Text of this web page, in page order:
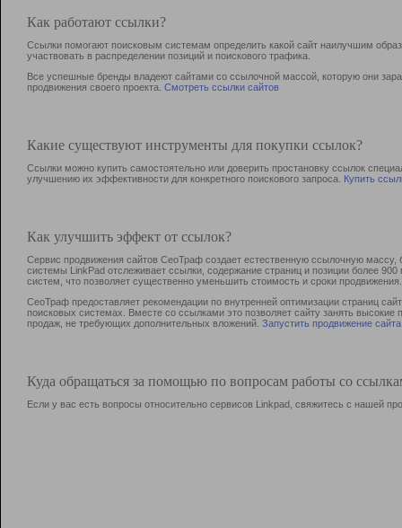
Как работают ссылки?
Ссылки помогают поисковым системам определить какой сайт наилучшим
участвовать в раcпределении позиций и поискового трафика.
Все успешные бренды владеют сайтами со ссылочной массой, которую они
продвижения своего проекта. Смотреть ссылки сайтов
Какие существуют инструменты для покупки ссылок?
Ссылки можно купить самостоятельно или доверить простановку ссылок
улучшению их эффективности для конкретного поискового запроса. Купить
Как улучшить эффект от ссылок?
Сервис продвижения сайтов СеоТраф создает естественную ссылочную
системы LinkPad отслеживает ссылки, содержание страниц и позиции более
систем, что позволяет существенно уменьшить стоимость и сроки продвижения.
СеоТраф предоставляет рекомендации по внутренней оптимизации страниц
поисковых системах. Вместе со ссылками это позволяет сайту занять
продаж, не требующих дополнительных вложений. Запустить продвижение сайта
Куда обращаться за помощью по вопросам работы со
Если у вас есть вопросы относительно сервисов Linkpad, свяжитесь с нашей